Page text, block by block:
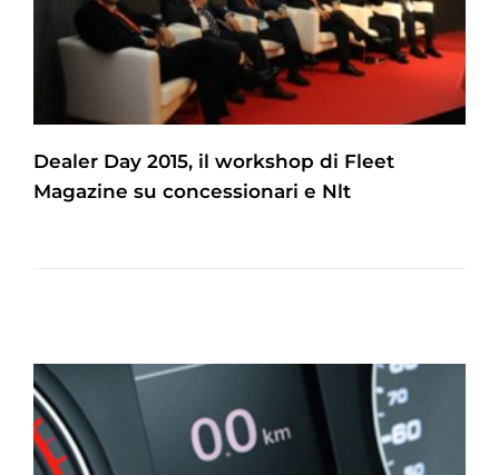
Dealer Day 2015, il workshop di Fleet
Magazine su concessionari e Nlt